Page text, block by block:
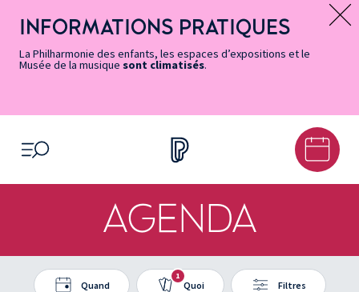
page
Accessibilité
accès
rapides
principal
contenu
principal
page
Message d’information
INFORMATIONS PRATIQUES
La Philharmonie des enfants, les espaces d’expositions et le
Musée de la musique sont climatisés.
OUVRIR LE MENU
AGENDA
Quand
1
Quoi Filtres